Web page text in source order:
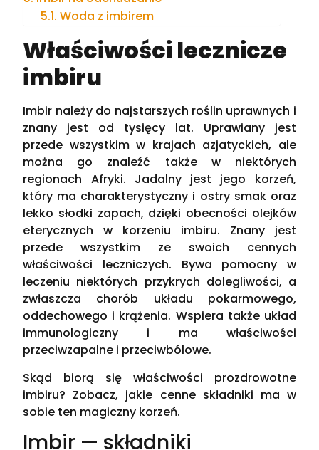
Woda z imbirem
Właściwości lecznicze
imbiru
Imbir należy do najstarszych roślin uprawnych i
znany jest od tysięcy lat. Uprawiany jest
przede wszystkim w krajach azjatyckich, ale
można go znaleźć także w niektórych
regionach Afryki. Jadalny jest jego korzeń,
który ma charakterystyczny i ostry smak oraz
lekko słodki zapach, dzięki obecności olejków
eterycznych w korzeniu imbiru. Znany jest
przede wszystkim ze swoich cennych
właściwości leczniczych. Bywa pomocny w
leczeniu niektórych przykrych dolegliwości, a
zwłaszcza chorób układu pokarmowego,
oddechowego i krążenia. Wspiera także układ
immunologiczny i ma właściwości
przeciwzapalne i przeciwbólowe.
Skąd biorą się właściwości prozdrowotne
imbiru? Zobacz, jakie cenne składniki ma w
sobie ten magiczny korzeń.
Imbir — składniki